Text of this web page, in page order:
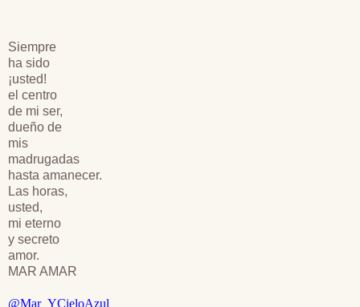
Siempre
ha sido
¡usted!
el centro
de mi ser,
dueño de
mis
madrugadas
hasta amanecer.
Las horas,
usted,
mi eterno
y secreto
amor.
MAR AMAR
@Mar_YCieloAzul